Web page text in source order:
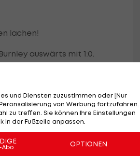
lachen!
auswärts mit 1:0.
Minute zum
gut und gerne mehr
und Diensten zuzustimmen oder [Nur
von Werbung fortzufahren.
zu treffen. Sie können Ihre Einstellungen
in der Fußzeile anpassen.
Abo OPTIONEN